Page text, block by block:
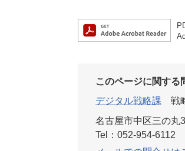
このページに関する
デジタル戦略課
戦
名古屋市中区三の丸
Tel：052-954-6112